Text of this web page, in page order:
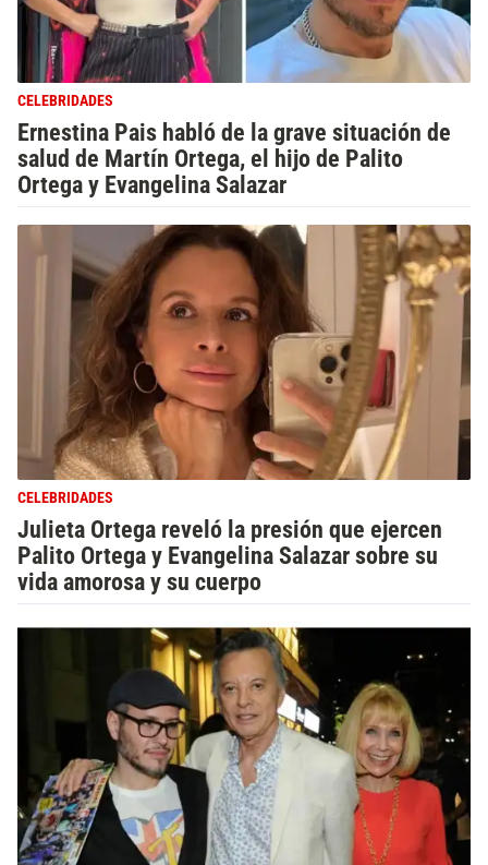
CELEBRIDADES
Ernestina Pais habló de la grave situación de
salud de Martín Ortega, el hijo de Palito
Ortega y Evangelina Salazar
CELEBRIDADES
Julieta Ortega reveló la presión que ejercen
Palito Ortega y Evangelina Salazar sobre su
vida amorosa y su cuerpo